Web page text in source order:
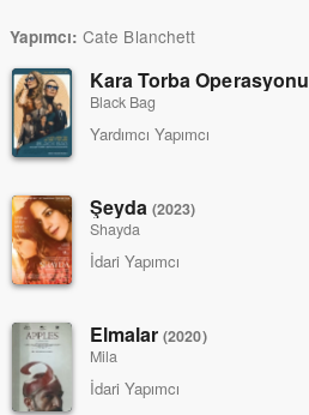
Yapımcı: Cate Blanchett
Kara Torba Operasyonu
Black Bag
Yardımcı Yapımcı
Şeyda(2023)
Shayda
İdari Yapımcı
Elmalar(2020)
Mila
İdari Yapımcı